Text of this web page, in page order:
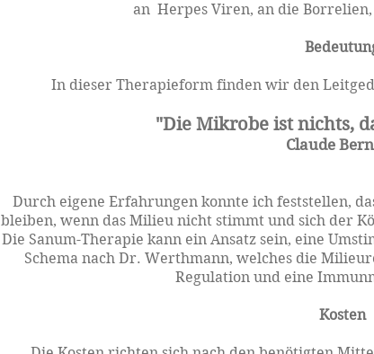
an Herpes Viren, an die
In dieser Therapieform finden wir den
"Die Mikrobe ist nichts,
Claude
Durch eigene Erfahrungen konnte ich feststellen,
bleiben, wenn das Milieu nicht stimmt und sich der
Die Sanum-Therapie kann ein Ansatz sein, eine
Schema nach Dr. Werthmann, welches die
Regulation und eine
Kosten